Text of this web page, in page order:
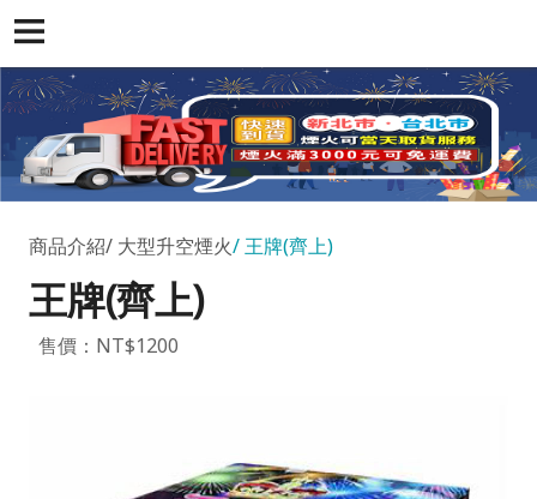
商品介紹 大型升空煙火 王牌(齊上)
王牌(齊上)
售價：NT$1200